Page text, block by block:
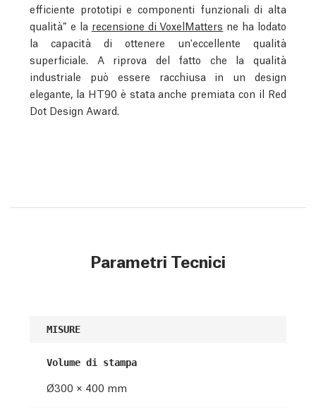
efficiente prototipi e componenti funzionali di alta
qualità” e la recensione di VoxelMatters ne ha lodato
la capacità di ottenere un'eccellente qualità
superficiale. A riprova del fatto che la qualità
industriale può essere racchiusa in un design
elegante, la HT90 è stata anche premiata con il Red
Dot Design Award.
Parametri Tecnici
MISURE
Volume di stampa
Ø300 × 400 mm